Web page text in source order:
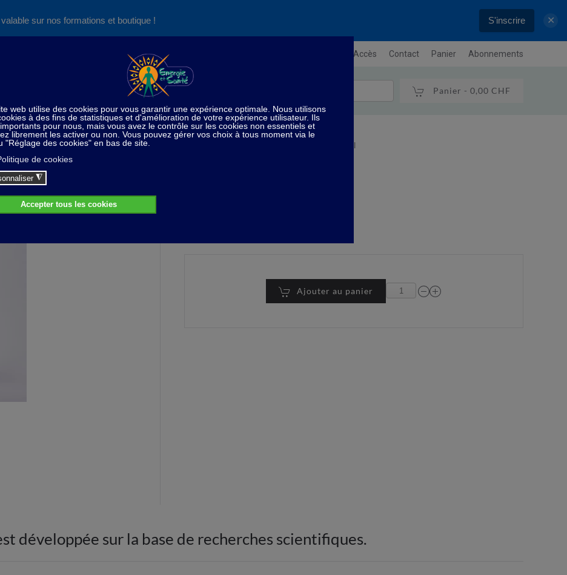
sur nos formations et boutique ! S'inscrire ✕
Nos produits succès Plan / Accès Contact Panier Abonnements
Découvrez aussi notre site de
consultations et de formations
Panier - 0,00 CHF
Soins du corps / Esthétique Corylus Nouva ™ - vergetures - cicatrices - 100 ml
Nouva ™ - vergetures - cicatrices - 100 ml
Ajouter au panier
développée sur la base de recherches scientifiques.